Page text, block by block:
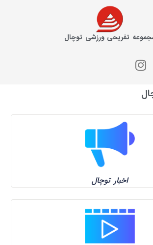
تفریحی ورزشی توچال
اخبار توچال